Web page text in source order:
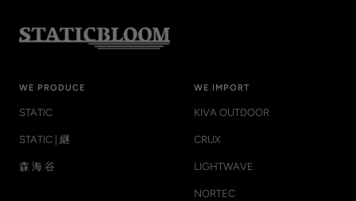
WE PRODUCE
STATIC
STATIC | 継
森 海 谷
WE IMPORT
KIVA OUTDOOR
CRUX
LIGHTWAVE
NORTEC